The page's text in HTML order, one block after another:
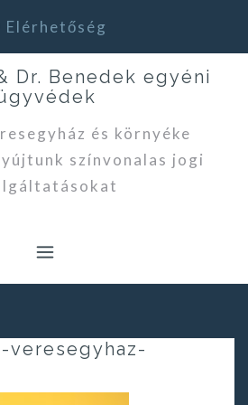
Elérhetőség
Dr. Benedek egyéni
és környéke
színvonalas jogi